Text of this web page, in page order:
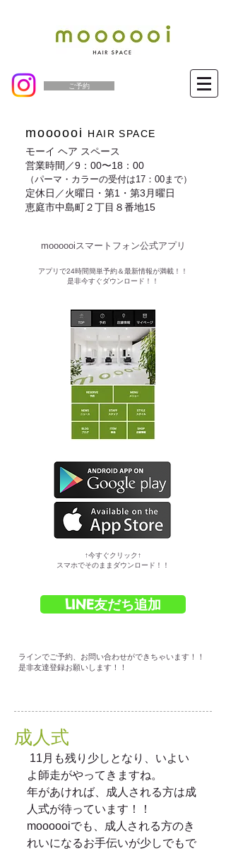
ご予約
moooooi
HAIR SPACE
モーイ ヘア スペース
営業時間／9：00〜18：00
（パーマ・カラーの受付は17：00まで）
定休日／火曜日・第1・第3月曜日
恵庭市中島町２丁目８番地15
moooooiスマートフォン公式アプリ​
​アプリで24時間簡単予約＆最新情報が満載！！
是非今すぐダウンロード！！
​↑今すぐクリック↑
スマホでそのままダウンロード！！
LINE友だち追加
ラインでご予約、お問い合わせができちゃいます！！
是非友達登録お願いします！！
成人式
よ師走がやってきますね。
年があければ、成人される方は成
人式が待っています！！
moooooiでも、成人される方のき
れいになるお手伝いが少しでもで